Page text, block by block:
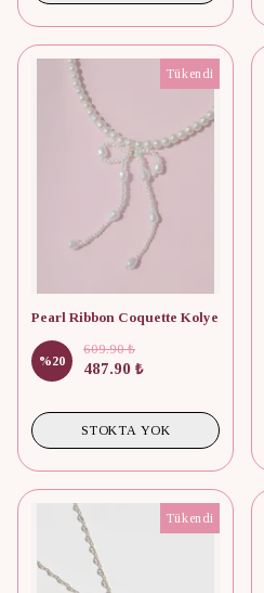
Tükendi
Pearl Ribbon Coquette Kolye
%20
609.90 ₺
487.90 ₺
STOKTA YOK
Tükendi